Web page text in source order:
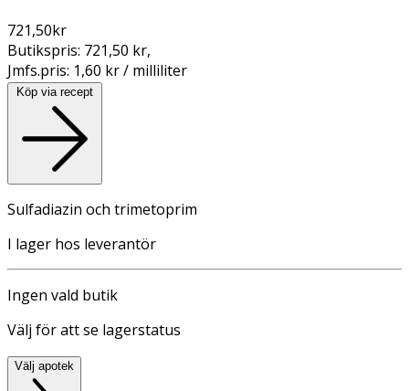
721,50kr
Butikspris: 721,50 kr,
Jmfs.pris: 1,60 kr / milliliter
Köp via recept
Sulfadiazin och trimetoprim
I lager hos leverantör
Ingen vald butik
Välj för att se lagerstatus
Välj apotek